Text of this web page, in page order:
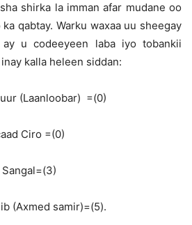
shirka la imman afar mudane oo
qabtay. Warku waxaa uu sheegay
u codeeyeen laba iyo tobankii
kalla heleen siddan:
(Laanloobar) =(0)
Ciro =(0)
(Axmed samir)=(5).